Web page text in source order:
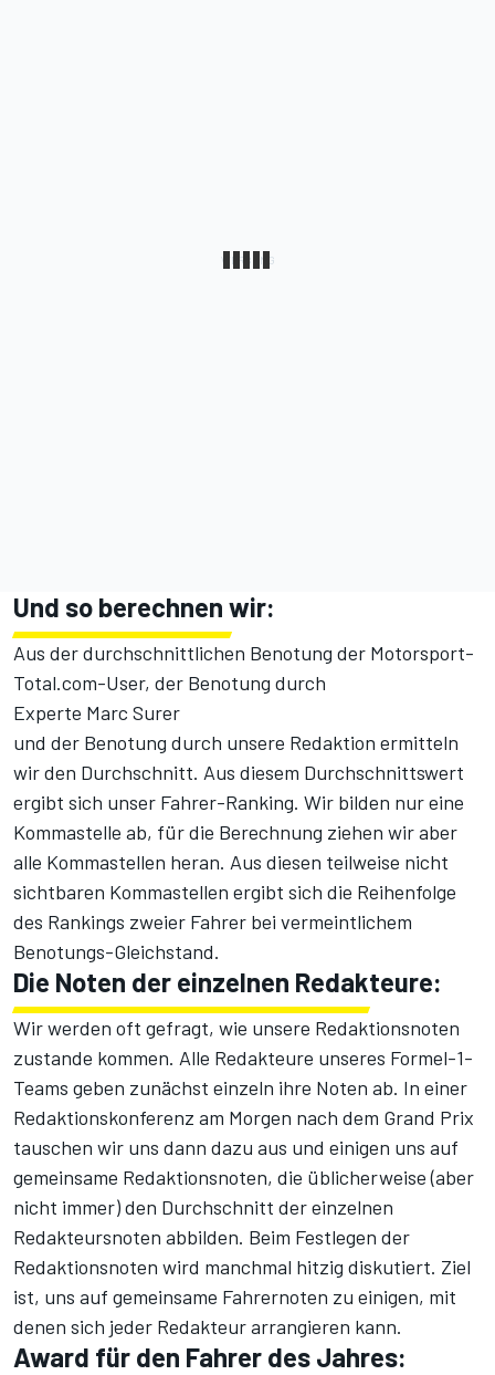
Und so berechnen wir:
Aus der durchschnittlichen Benotung der Motorsport-
Total.com-User, der Benotung durch
Experte Marc Surer
und der Benotung durch unsere Redaktion ermitteln
wir den Durchschnitt. Aus diesem Durchschnittswert
ergibt sich unser Fahrer-Ranking. Wir bilden nur eine
Kommastelle ab, für die Berechnung ziehen wir aber
alle Kommastellen heran. Aus diesen teilweise nicht
sichtbaren Kommastellen ergibt sich die Reihenfolge
des Rankings zweier Fahrer bei vermeintlichem
Benotungs-Gleichstand.
Die Noten der einzelnen Redakteure:
Wir werden oft gefragt, wie unsere Redaktionsnoten
zustande kommen. Alle Redakteure unseres Formel-1-
Teams geben zunächst einzeln ihre Noten ab. In einer
Redaktionskonferenz am Morgen nach dem Grand Prix
tauschen wir uns dann dazu aus und einigen uns auf
gemeinsame Redaktionsnoten, die üblicherweise (aber
nicht immer) den Durchschnitt der einzelnen
Redakteursnoten abbilden. Beim Festlegen der
Redaktionsnoten wird manchmal hitzig diskutiert. Ziel
ist, uns auf gemeinsame Fahrernoten zu einigen, mit
denen sich jeder Redakteur arrangieren kann.
Award für den Fahrer des Jahres: